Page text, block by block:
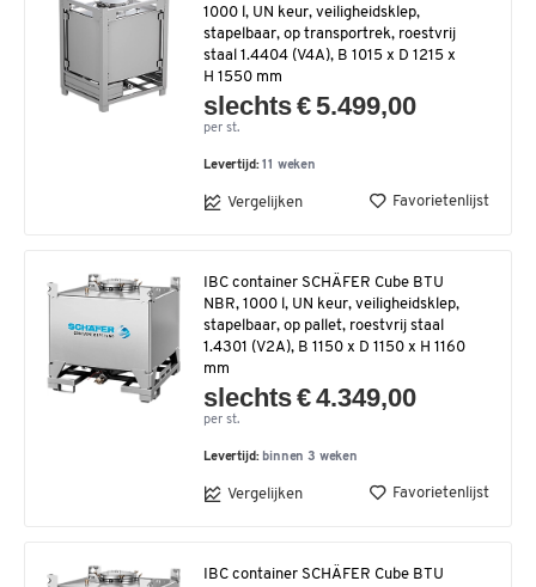
1000 l, UN keur, veiligheidsklep,
stapelbaar, op transportrek, roestvrij
staal 1.4404 (V4A), B 1015 x D 1215 x
H 1550 mm
slechts € 5.499,00
per st.
Levertijd:11 weken
Vergelijken Favorietenlijst
IBC container SCHÄFER Cube BTU
NBR, 1000 l, UN keur, veiligheidsklep,
stapelbaar, op pallet, roestvrij staal
1.4301 (V2A), B 1150 x D 1150 x H 1160
mm
slechts € 4.349,00
per st.
Levertijd: binnen 3 weken
Vergelijken Favorietenlijst
IBC container SCHÄFER Cube BTU